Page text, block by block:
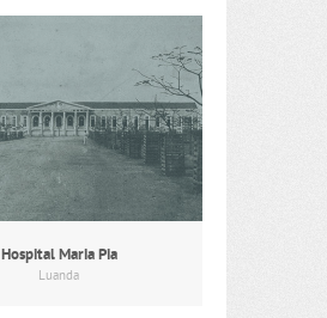
Hospital Maria Pia
Luanda